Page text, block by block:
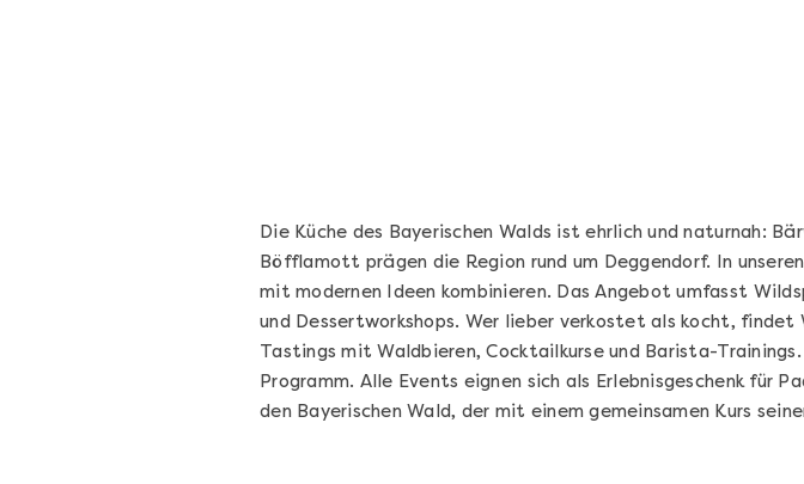
Die Küche des Bayerischen Walds ist ehrlich und naturnah:
Böfflamott prägen die Region rund um Deggendorf. In
mit modernen Ideen kombinieren. Das Angebot umfasst
und Dessertworkshops. Wer lieber verkostet als kocht,
Tastings mit Waldbieren, Cocktailkurse und Barista-
Programm. Alle Events eignen sich als Erlebnisgeschenk für
den Bayerischen Wald, der mit einem gemeinsamen Kurs